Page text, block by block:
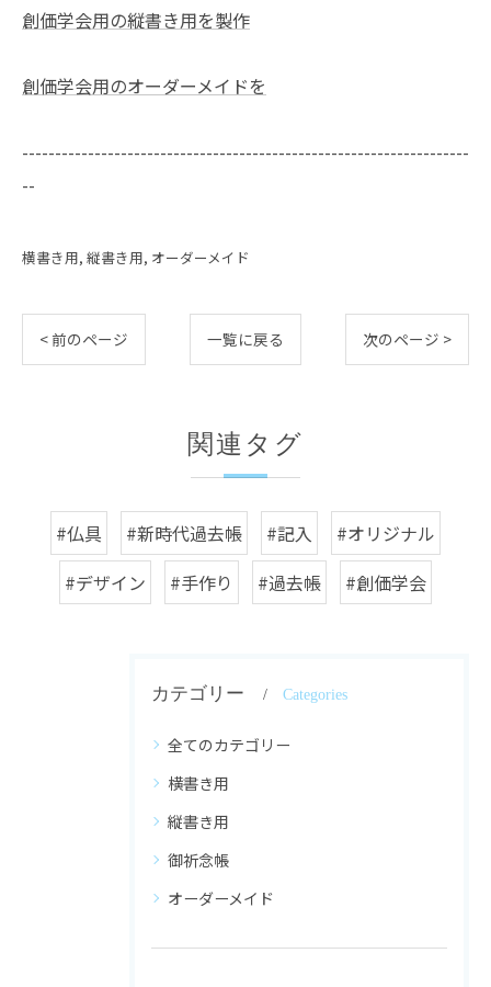
創価学会用の縦書き用を製作
創価学会用のオーダーメイドを
--------------------------------------------------------------------
--
横書き用 縦書き用 オーダーメイド
< 前のページ 一覧に戻る 次のページ >
関連タグ
#仏具 #新時代過去帳 #記入
#オリジナル
#デザイン
#手作り #過去帳 #創価学会
カテゴリー Categories
全てのカテゴリー
横書き用
縦書き用
御祈念帳
オーダーメイド